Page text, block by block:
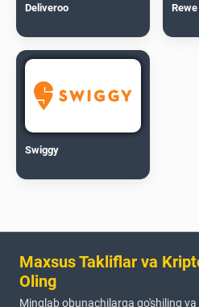
Deliveroo Rewe
Swiggy
Maxsus Takliflar va
Oling
Minglab obunachilarga qo'shiling